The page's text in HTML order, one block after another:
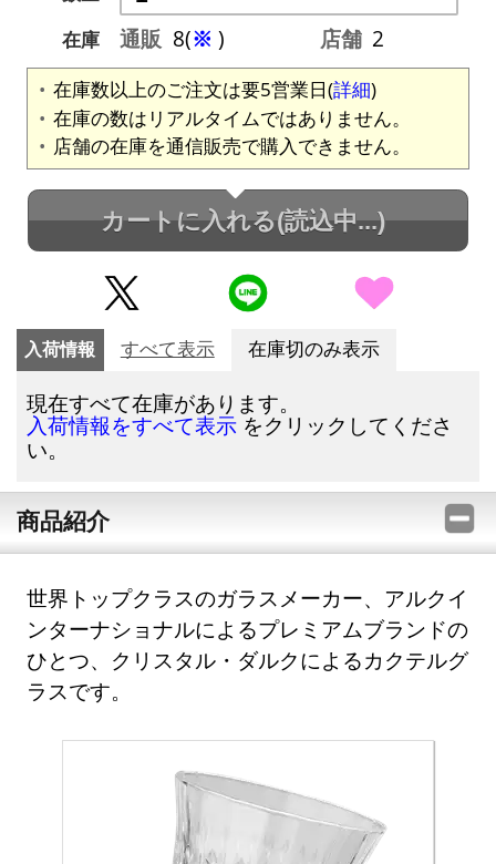
在庫
通販 8(※ ) 店舗 2
在庫数以上のご注文は要5営業日(詳細)
在庫の数はリアルタイムではありません。
店舗の在庫を通信販売で購入できません。
カートに入れる(読込中...)
入荷情報 すべて表示 在庫切のみ表示
現在すべて在庫があります。
入荷情報をすべて表示 をクリックしてくださ
い。
商品紹介
世界トップクラスのガラスメーカー、アルクイ
ンターナショナルによるプレミアムブランドの
ひとつ、クリスタル・ダルクによるカクテルグ
ラスです。